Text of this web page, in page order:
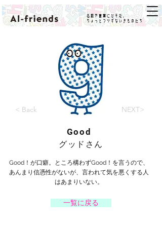
名前や言葉にひそむ、
ちょっとフシギないきものたち
< Back NEXT>
Good
グッドさん
Good！が口癖。ところ構わずGood！を言うので、
あんまり信憑性がないが、言われて気を悪くする人
はあまりいない。
一覧に戻る